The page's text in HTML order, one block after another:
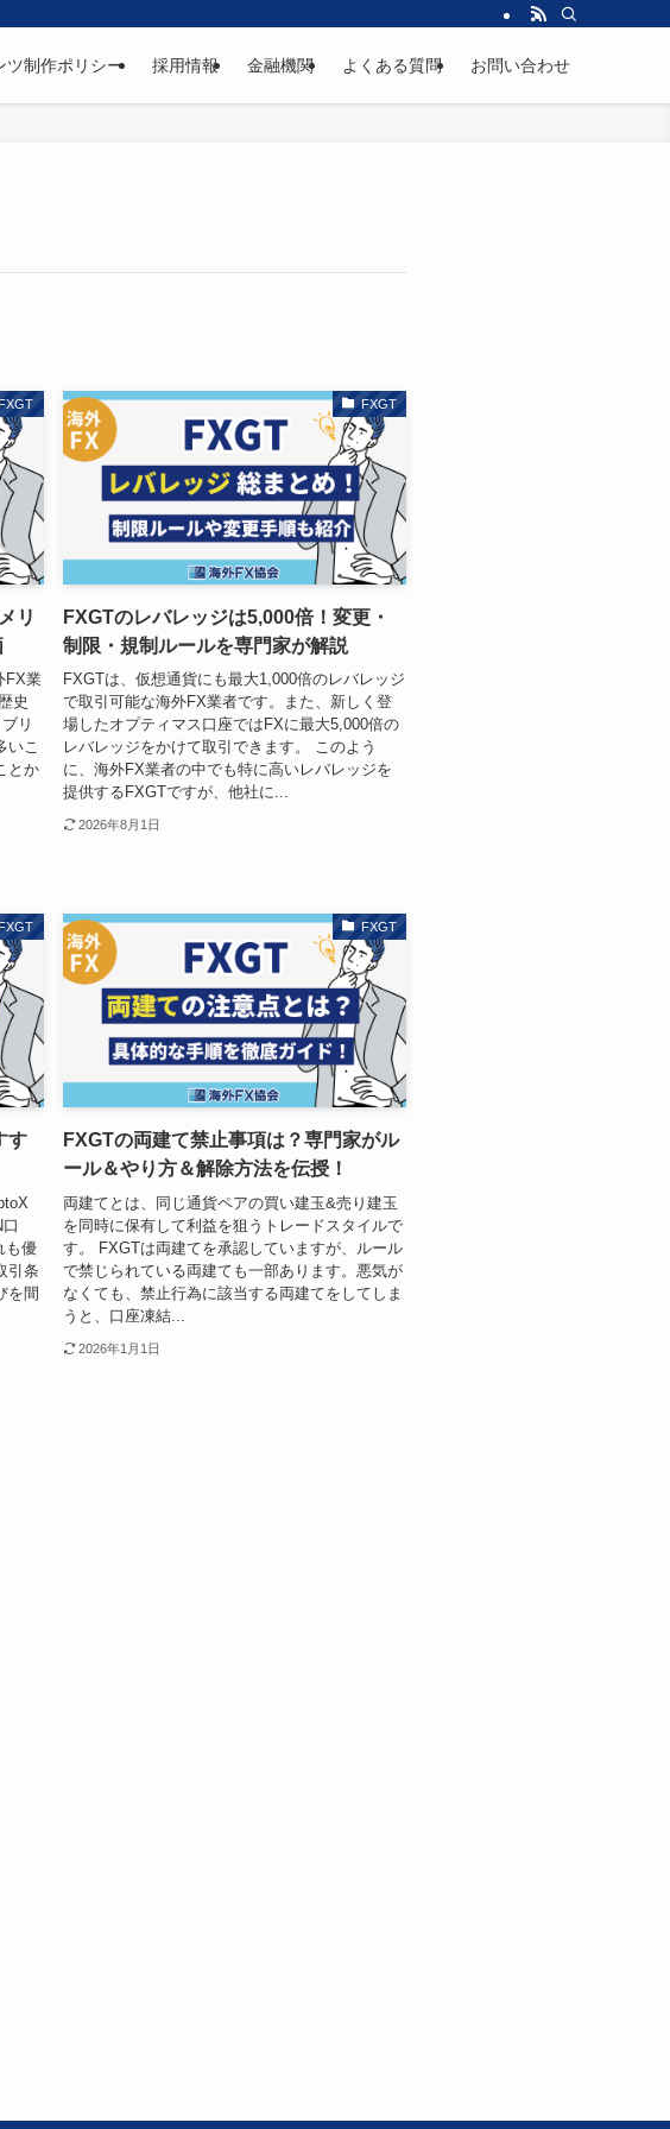
ツ制作ポリシー 採用情報 金融機関 よくある質問 お問い合わせ
FXGT
リ
FX業
史
リ
いこ
とか
FXGT
FXGTのレバレッジは5,000倍！変更・
制限・規制ルールを専門家が解説
FXGTは、仮想通貨にも最大1,000倍のレバレッジ
で取引可能な海外FX業者です。また、新しく登
場したオプティマス口座ではFXに最大5,000倍の
レバレッジをかけて取引できます。 このよう
に、海外FX業者の中でも特に高いレバレッジを
提供するFXGTですが、他社に...
2026年8月1日
FXGT
す
も優
引条
を間
FXGT
FXGTの両建て禁止事項は？専門家がル
ール＆やり方＆解除方法を伝授！
両建てとは、同じ通貨ペアの買い建玉&売り建玉
を同時に保有して利益を狙うトレードスタイルで
す。 FXGTは両建てを承認していますが、ルール
で禁じられている両建ても一部あります。悪気が
なくても、禁止行為に該当する両建てをしてしま
うと、口座凍結...
2026年1月1日